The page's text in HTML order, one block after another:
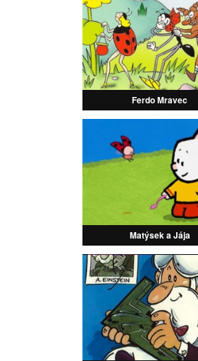
Ferdo Mravec
Matýsek a Jája